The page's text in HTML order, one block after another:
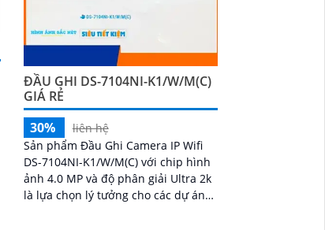
ĐẦU GHI DS-7104NI-K1/W/M(C)
GIÁ RẺ
30%
liên hệ
Sản phẩm Đầu Ghi Camera IP Wifi
DS-7104NI-K1/W/M(C) với chip hình
ảnh 4.0 MP và độ phân giải Ultra 2k
là lựa chọn lý tưởng cho các dự án